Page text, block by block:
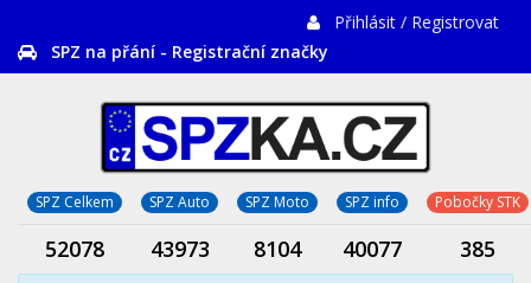
Přihlásit / Registrovat
SPZ na přání - Registrační značky
SPZ Celkem SPZ Auto SPZ Moto SPZ info Pobočky STK
52078 43973 8104 40077 385